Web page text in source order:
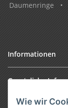
Wie wir
Daumenringe
•
Informationen
Gesetzliche